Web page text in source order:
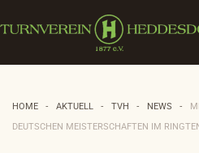
Zum Hauptinhalt springen
HOME AKTUELL TVH NEWS
DEUTSCHEN MEISTERSCHAFTEN IM